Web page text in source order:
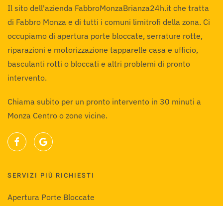
Il sito dell'azienda FabbroMonzaBrianza24h.it che tratta
di Fabbro Monza e di tutti i comuni limitrofi della zona. Ci
occupiamo di apertura porte bloccate, serrature rotte,
riparazioni e motorizzazione tapparelle casa e ufficio,
basculanti rotti o bloccati e altri problemi di pronto
intervento.
Chiama subito per un pronto intervento in 30 minuti a
Monza Centro o zone vicine.
SERVIZI PIÙ RICHIESTI
Apertura Porte Bloccate